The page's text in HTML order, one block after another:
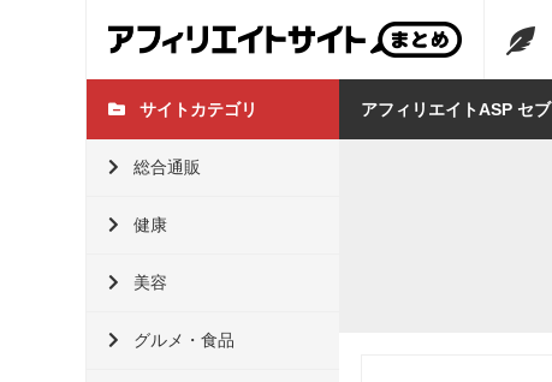
サイトカテゴリ
総合通販
健康
美容
グルメ・食品
アフィリエイトASP セ